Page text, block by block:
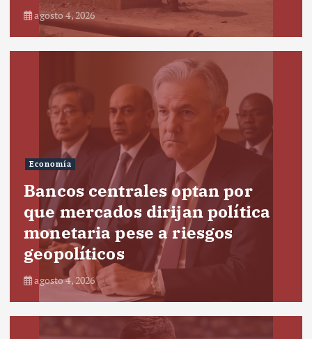
agosto 4, 2026
Economía
Bancos centrales optan por
que mercados dirijan política
monetaria pese a riesgos
geopolíticos
agosto 4, 2026